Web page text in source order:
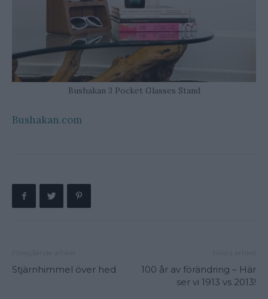
Bushakan 3 Pocket Glasses Stand
Bushakan.com
Stjärnhimmel över hed
100 år av förändring – Här
ser vi 1913 vs 2013!